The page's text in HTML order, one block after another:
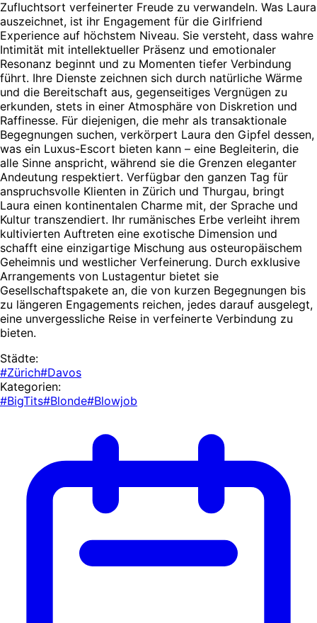
Zufluchtsort verfeinerter Freude zu verwandeln. Was Laura
auszeichnet, ist ihr Engagement für die Girlfriend
Experience auf höchstem Niveau. Sie versteht, dass wahre
Intimität mit intellektueller Präsenz und emotionaler
Resonanz beginnt und zu Momenten tiefer Verbindung
führt. Ihre Dienste zeichnen sich durch natürliche Wärme
und die Bereitschaft aus, gegenseitiges Vergnügen zu
erkunden, stets in einer Atmosphäre von Diskretion und
Raffinesse. Für diejenigen, die mehr als transaktionale
Begegnungen suchen, verkörpert Laura den Gipfel dessen,
was ein Luxus-Escort bieten kann – eine Begleiterin, die
alle Sinne anspricht, während sie die Grenzen eleganter
Andeutung respektiert. Verfügbar den ganzen Tag für
anspruchsvolle Klienten in Zürich und Thurgau, bringt
Laura einen kontinentalen Charme mit, der Sprache und
Kultur transzendiert. Ihr rumänisches Erbe verleiht ihrem
kultivierten Auftreten eine exotische Dimension und
schafft eine einzigartige Mischung aus osteuropäischem
Geheimnis und westlicher Verfeinerung. Durch exklusive
Arrangements von Lustagentur bietet sie
Gesellschaftspakete an, die von kurzen Begegnungen bis
zu längeren Engagements reichen, jedes darauf ausgelegt,
eine unvergessliche Reise in verfeinerte Verbindung zu
bieten.
Städte:
#Zürich#Davos
Kategorien:
#BigTits#Blonde#Blowjob